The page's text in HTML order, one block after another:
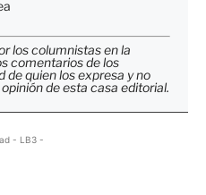
los columnistas en la
comentarios de los
de quien los expresa y no
de esta casa editorial.
- LB3 -